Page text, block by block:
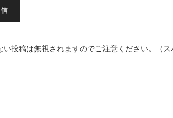
い投稿は無視されますのでご注意ください。（ス